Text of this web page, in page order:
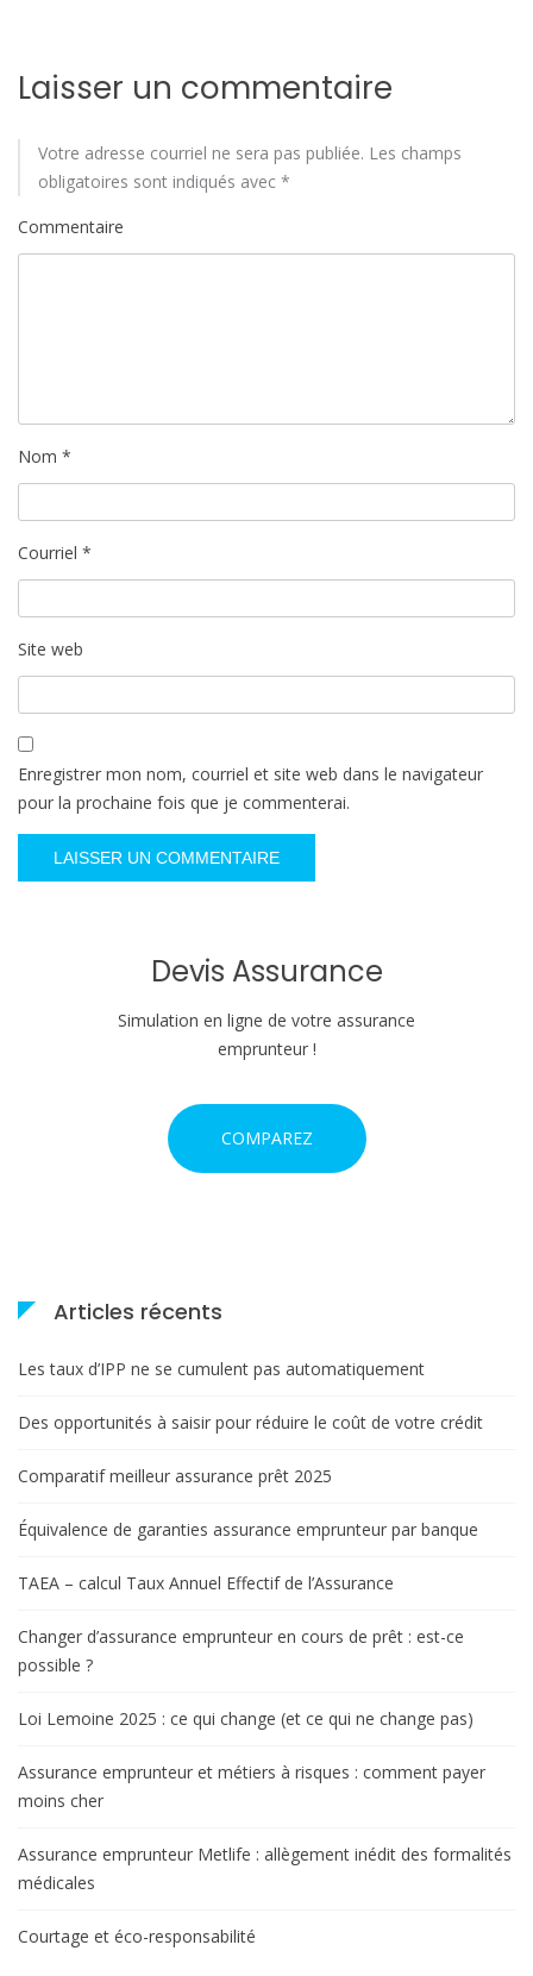
r
t
i
c
Laisser un commentaire
Votre adresse courriel ne sera pas publiée. Les champs
obligatoires sont indiqués avec *
Commentaire
Nom *
Courriel *
Site web
Enregistrer mon nom, courriel et site web dans le navigateur
pour la prochaine fois que je commenterai.
Devis Assurance
Simulation en ligne de votre assurance
emprunteur !
COMPAREZ
Articles récents
Les taux d’IPP ne se cumulent pas automatiquement
Des opportunités à saisir pour réduire le coût de votre crédit
Comparatif meilleur assurance prêt 2025
Équivalence de garanties assurance emprunteur par banque
TAEA – calcul Taux Annuel Effectif de l’Assurance
Changer d’assurance emprunteur en cours de prêt : est-ce
possible ?
Loi Lemoine 2025 : ce qui change (et ce qui ne change pas)
Assurance emprunteur et métiers à risques : comment payer
moins cher
Assurance emprunteur Metlife : allègement inédit des formalités
médicales
Courtage et éco-responsabilité